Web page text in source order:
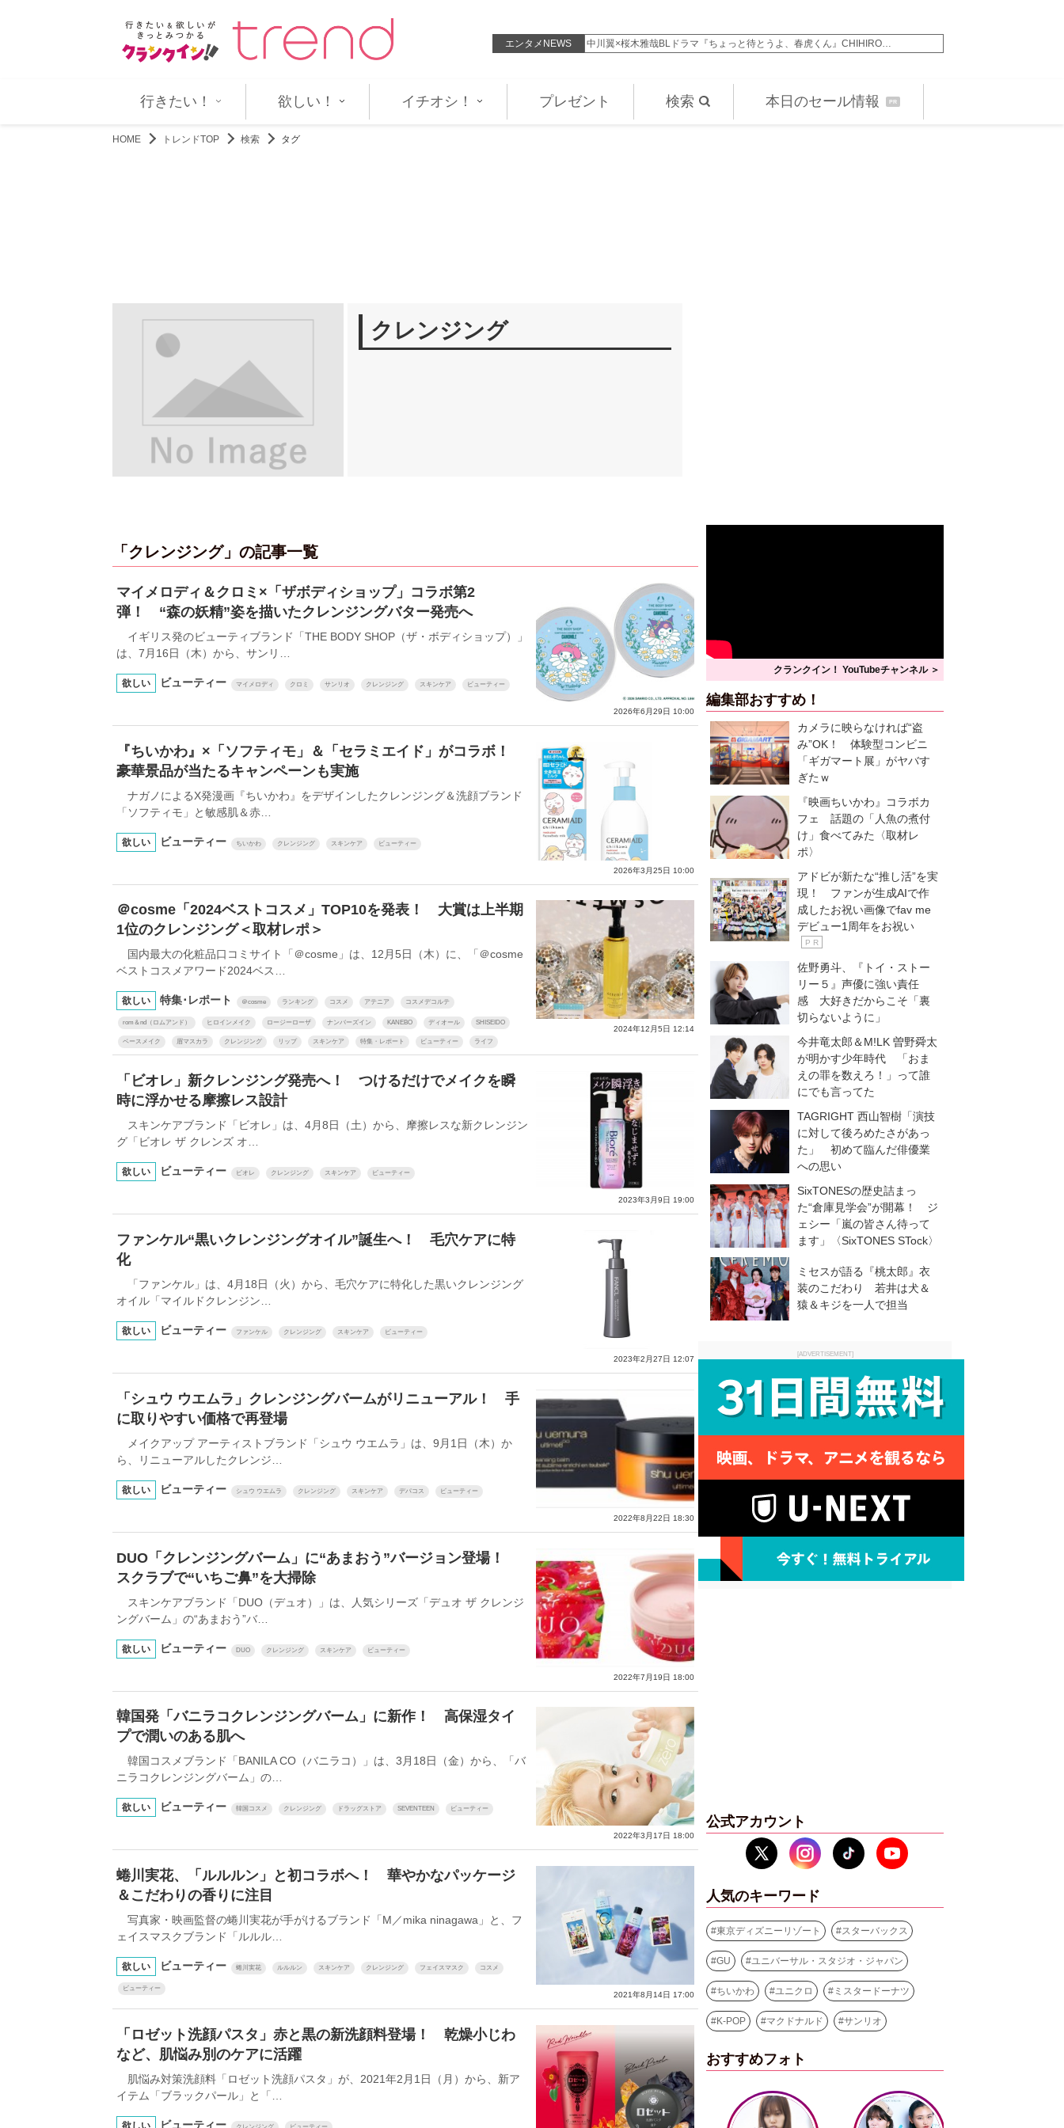
エンタメNEWS
中川翼×桜木雅哉BLドラマ『ちょっと待とうよ、春虎くん』CHIHIRO… 「宇宙戦艦ヤマト2199」シリーズ人気投票企画が開催 上位ランク…
行きたい！ 欲しい！ イチオシ！ プレゼント 検索 本日のセール情報 PR
HOME トレンドTOP 検索 タグ
クレンジング
「クレンジング」の記事一覧
2026年6月29日 10:00
マイメロディ＆クロミ×「ザボディショップ」コラボ第2
弾！ “森の妖精”姿を描いたクレンジングバター発売へ
イギリス発のビューティブランド「THE BODY SHOP（ザ・ボディショップ）」
は、7月16日（木）から、サンリ…
欲しい ビューティー マイメロディ クロミ サンリオ クレンジング スキンケア ビューティー
2026年3月25日 10:00
『ちいかわ』×「ソフティモ」＆「セラミエイド」がコラボ！
豪華景品が当たるキャンペーンも実施
ナガノによるX発漫画『ちいかわ』をデザインしたクレンジング＆洗顔ブランド
「ソフティモ」と敏感肌＆赤…
欲しい ビューティー ちいかわ クレンジング スキンケア ビューティー
2024年12月5日 12:14
＠cosme「2024ベストコスメ」TOP10を発表！ 大賞は上半期
1位のクレンジング＜取材レポ＞
国内最大の化粧品口コミサイト「＠cosme」は、12月5日（木）に、「＠cosme
ベストコスメアワード2024ベス…
欲しい 特集･レポート ＠cosme ランキング コスメ アテニア コスメデコルテ
rom＆nd（ロムアンド） ヒロインメイク ロージーローザ ナンバーズイン KANEBO ディオール SHISEIDO
ベースメイク 眉マスカラ クレンジング リップ スキンケア 特集・レポート ビューティー ライフ
2023年3月9日 19:00
「ビオレ」新クレンジング発売へ！ つけるだけでメイクを瞬
時に浮かせる摩擦レス設計
スキンケアブランド「ビオレ」は、4月8日（土）から、摩擦レスな新クレンジン
グ「ビオレ ザ クレンズ オ…
欲しい ビューティー ビオレ クレンジング スキンケア ビューティー
2023年2月27日 12:07
ファンケル“黒いクレンジングオイル”誕生へ！ 毛穴ケアに特
化
「ファンケル」は、4月18日（火）から、毛穴ケアに特化した黒いクレンジング
オイル「マイルドクレンジン…
欲しい ビューティー ファンケル クレンジング スキンケア ビューティー
2022年8月22日 18:30
「シュウ ウエムラ」クレンジングバームがリニューアル！ 手
に取りやすい価格で再登場
メイクアップ アーティストブランド「シュウ ウエムラ」は、9月1日（木）か
ら、リニューアルしたクレンジ…
欲しい ビューティー シュウ ウエムラ クレンジング スキンケア デパコス ビューティー
2022年7月19日 18:00
DUO「クレンジングバーム」に“あまおう”バージョン登場！
スクラブで“いちご⿐”を大掃除
スキンケアブランド「DUO（デュオ）」は、人気シリーズ「デュオ ザ クレンジ
ングバーム」の“あまおう”バ…
欲しい ビューティー DUO クレンジング スキンケア ビューティー
2022年3月17日 18:00
韓国発「バニラコクレンジングバーム」に新作！ 高保湿タイ
プで潤いのある肌へ
韓国コスメブランド「BANILA CO（バニラコ）」は、3月18日（金）から、「バ
ニラコクレンジングバーム」の…
欲しい ビューティー 韓国コスメ クレンジング ドラッグストア SEVENTEEN ビューティー
2021年8月14日 17:00
蜷川実花、「ルルルン」と初コラボへ！ 華やかなパッケージ
＆こだわりの香りに注目
写真家・映画監督の蜷川実花が手がけるブランド「M／mika ninagawa」と、フ
ェイスマスクブランド「ルルル…
欲しい ビューティー 蜷川実花 ルルルン スキンケア クレンジング フェイスマスク コスメ
ビューティー
「ロゼット洗顔パスタ」赤と黒の新洗顔料登場！ 乾燥小じわ
など、肌悩み別のケアに活躍
肌悩み対策洗顔料「ロゼット洗顔パスタ」が、2021年2月1日（月）から、新ア
イテム「ブラックパール」と「…
欲しい ビューティー
クランクイン！ YouTubeチャンネル ＞
編集部おすすめ！
カメラに映らなければ“盗
み”OK！ 体験型コンビニ
「ギガマート展」がヤバす
ぎたｗ
『映画ちいかわ』コラボカ
フェ 話題の「人魚の煮付
け」食べてみた〈取材レ
ポ〉
アドビが新たな“推し活”を実
現！ ファンが生成AIで作
成したお祝い画像でfav me
デビュー1周年をお祝い
P R
佐野勇斗、『トイ・ストー
リー５』声優に強い責任
感 大好きだからこそ「裏
切らないように」
今井竜太郎＆M!LK 曽野舜太
が明かす少年時代 「おま
えの罪を数えろ！」って誰
にでも言ってた
TAGRIGHT 西山智樹「演技
に対して後ろめたさがあっ
た」 初めて臨んだ俳優業
への思い
SixTONESの歴史詰まっ
た“倉庫見学会”が開幕！ ジ
ェシー「嵐の皆さん待って
ます」〈SixTONES STock〉
ミセスが語る『桃太郎』衣
装のこだわり 若井は犬＆
猿＆キジを一人で担当
[ADVERTISEMENT]
公式アカウント
人気のキーワード
#東京ディズニーリゾート #スターバックス
#GU #ユニバーサル・スタジオ・ジャパン
#ちいかわ #ユニクロ # ミスタードーナツ
#K-POP #マクドナルド #サンリオ
おすすめフォト